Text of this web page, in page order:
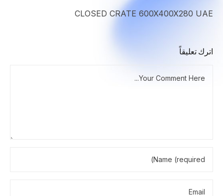
CLOSED CRATE 600X400X280 UAE
اترك تعليقاً